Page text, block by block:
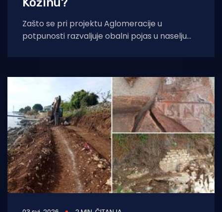
Zašto se pri projektu Aglomeracije u
potpunosti razvaljuje obalni pojas u naselju